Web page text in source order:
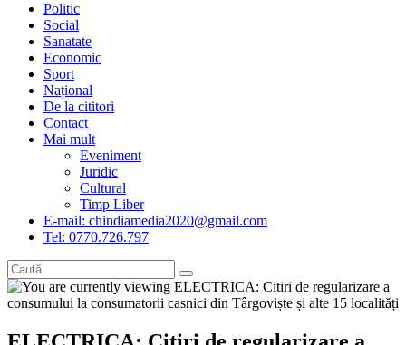
Politic
Social
Sanatate
Economic
Sport
Național
De la cititori
Contact
Mai mult
Eveniment
Juridic
Cultural
Timp Liber
E-mail: chindiamedia2020@gmail.com
Tel: 0770.726.797